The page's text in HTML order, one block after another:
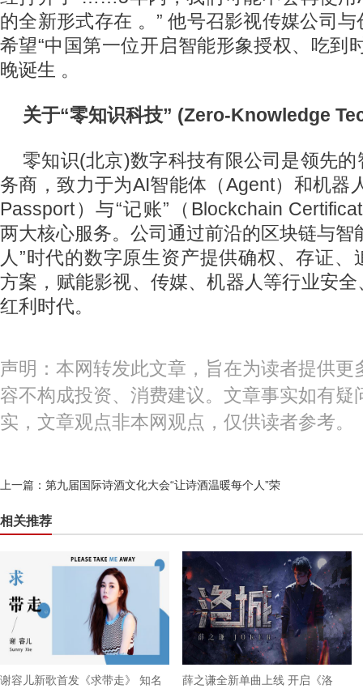
的全新形式存在 。” 他号召影视传媒公司
希望“中国第一位开启智能形象授权、吃到
晚诞生 。
关于“零知识科技” (Zero-Knowledge
零知识(北京)数字科技有限公司是领先
务商，致力于为AI智能体（Agent）和机器
Passport）与“记账”（Blockchain
两大核心服务。公司通过前沿的区块链与智
人”时代的数字原生资产提供确权、存证
方案，赋能影视、传媒、机器人等行业安
红利时代。
声明：本网转发此文章，旨在为读者提供更
容不构成投资、消费建议。文章事实如有疑
实，文章观点非本网观点，仅供读者参考。
上一篇： 第九届国际诗酒文化大会“让诗酒温暖每个人”荣
相关推荐
谢容儿新歌首发《求带走》 知名
薛之谦全新单曲上线 开启《洛